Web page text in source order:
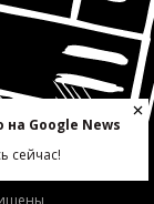
Google News
сейчас!